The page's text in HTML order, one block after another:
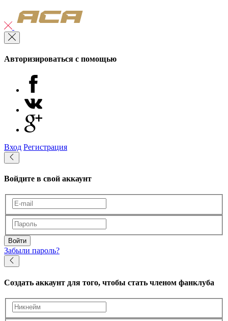
Авторизироваться с помощью
Вход Регистрация
Войдите в свой аккаунт
Войти
Забыли пароль?
Создать аккаунт для того, чтобы стать членом фанклуба